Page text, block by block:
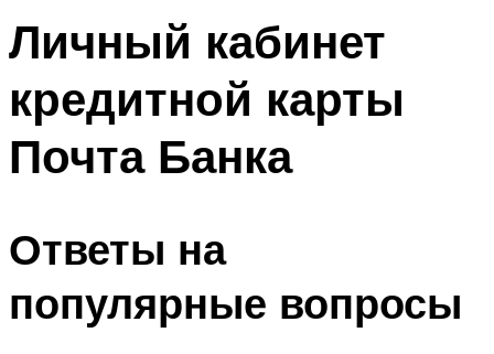
Личный кабинет
кредитной карты
Почта Банка
Ответы на
популярные вопросы